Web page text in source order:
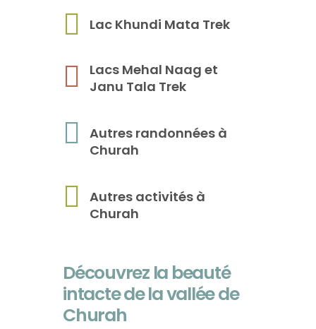
Lac Khundi Mata Trek
Lacs Mehal Naag et
Janu Tala Trek
Autres randonnées à
Churah
Autres activités à
Churah
Découvrez la beauté
intacte de la vallée de
Churah